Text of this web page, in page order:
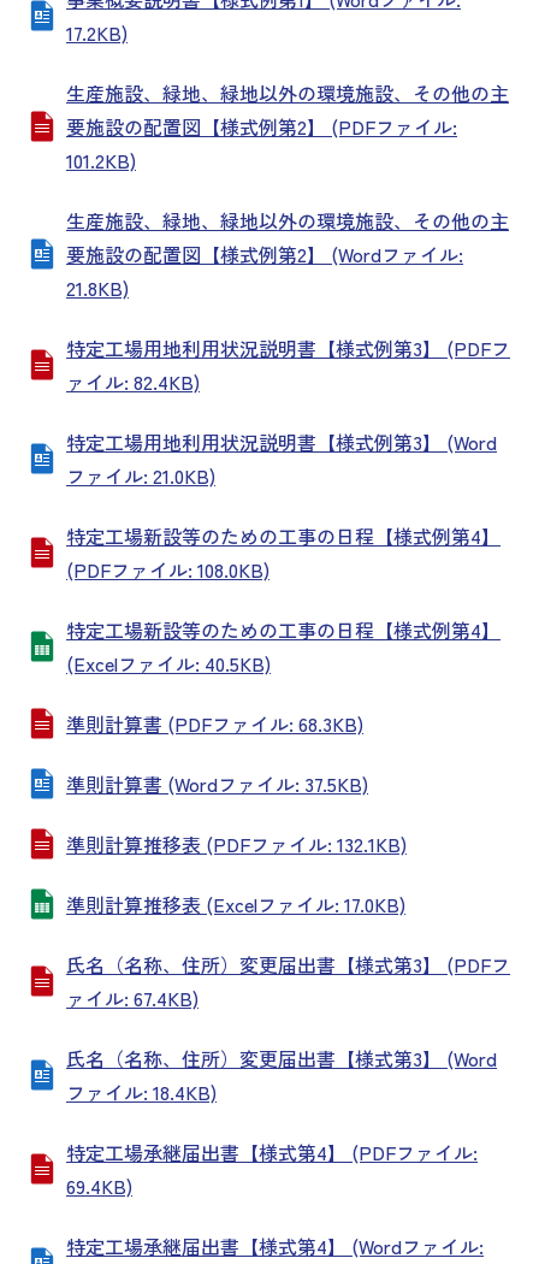
17.2KB)
生産施設、緑地、緑地以外の環境施設、その他の主
要施設の配置図【様式例第2】 (PDFファイル:
101.2KB)
生産施設、緑地、緑地以外の環境施設、その他の主
要施設の配置図【様式例第2】 (Wordファイル:
21.8KB)
特定工場用地利用状況説明書【様式例第3】 (PDFフ
ァイル: 82.4KB)
特定工場用地利用状況説明書【様式例第3】 (Word
ファイル: 21.0KB)
特定工場新設等のための工事の日程【様式例第4】
(PDFファイル: 108.0KB)
特定工場新設等のための工事の日程【様式例第4】
(Excelファイル: 40.5KB)
準則計算書 (PDFファイル: 68.3KB)
準則計算書 (Wordファイル: 37.5KB)
準則計算推移表 (PDFファイル: 132.1KB)
準則計算推移表 (Excelファイル: 17.0KB)
氏名（名称、住所）変更届出書【様式第3】 (PDFフ
ァイル: 67.4KB)
氏名（名称、住所）変更届出書【様式第3】 (Word
ファイル: 18.4KB)
特定工場承継届出書【様式第4】 (PDFファイル:
69.4KB)
特定工場承継届出書【様式第4】 (Wordファイル: